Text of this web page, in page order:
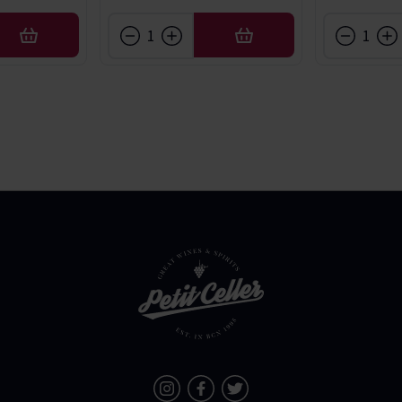
AFEGIR AFEGIR